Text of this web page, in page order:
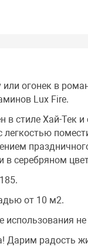
огонек в
Lux Fire.
в стиле Хай-Тек
серебряном
от 10 м2.
использования
радость